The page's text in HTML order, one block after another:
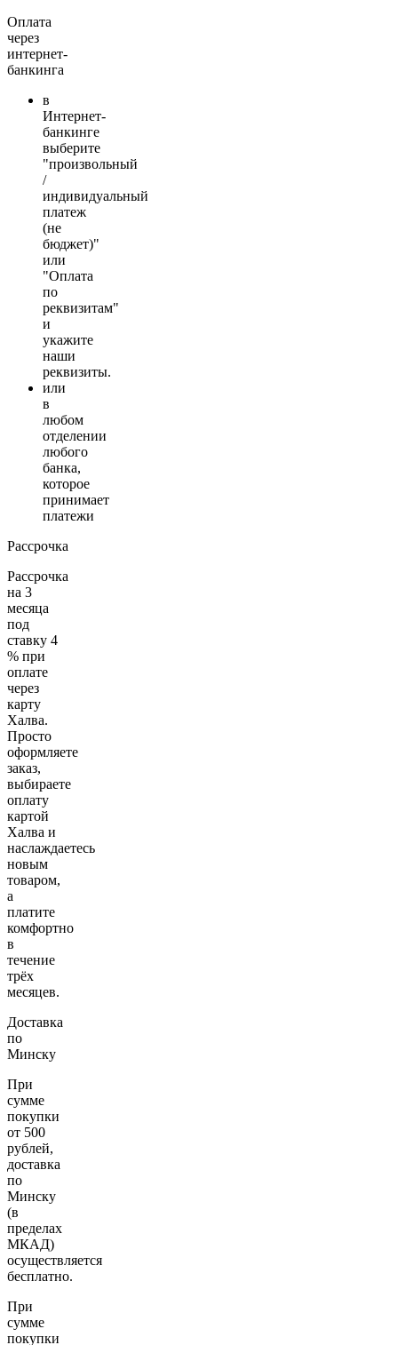
Оплата
через
интернет-
банкинга
в
Интернет-
банкинге
выберите
"произвольный
/
индивидуальный
платеж
(не
бюджет)"
или
"Оплата
по
реквизитам"
и
укажите
наши
реквизиты.
или
в
любом
отделении
любого
банка,
которое
принимает
платежи
Рассрочка
Рассрочка
на 3
месяца
под
ставку 4
% при
оплате
через
карту
Халва.
Просто
оформляете
заказ,
выбираете
оплату
картой
Халва и
наслаждаетесь
новым
товаром,
а
платите
комфортно
в
течение
трёх
месяцев.
Доставка
по
Минску
При
сумме
покупки
от 500
рублей,
доставка
по
Минску
(в
пределах
МКАД)
осуществляется
бесплатно.
При
сумме
покупки